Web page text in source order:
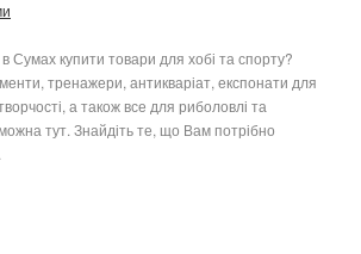
Сумах купити товари для хобі та спорту?
тренажери, антикваріат, експонати для
а також все для риболовлі та
тут. Знайдіть те, що Вам потрібно